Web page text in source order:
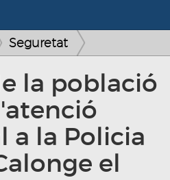
Seguretat
la població
a la Policia
el